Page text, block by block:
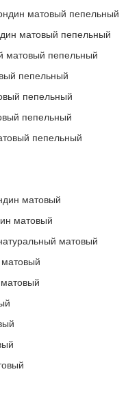
матовый пепельный
матовый пепельный
матовый пепельный
пепельный
пепельный
пепельный
пепельный
матовый
матовый
матовый